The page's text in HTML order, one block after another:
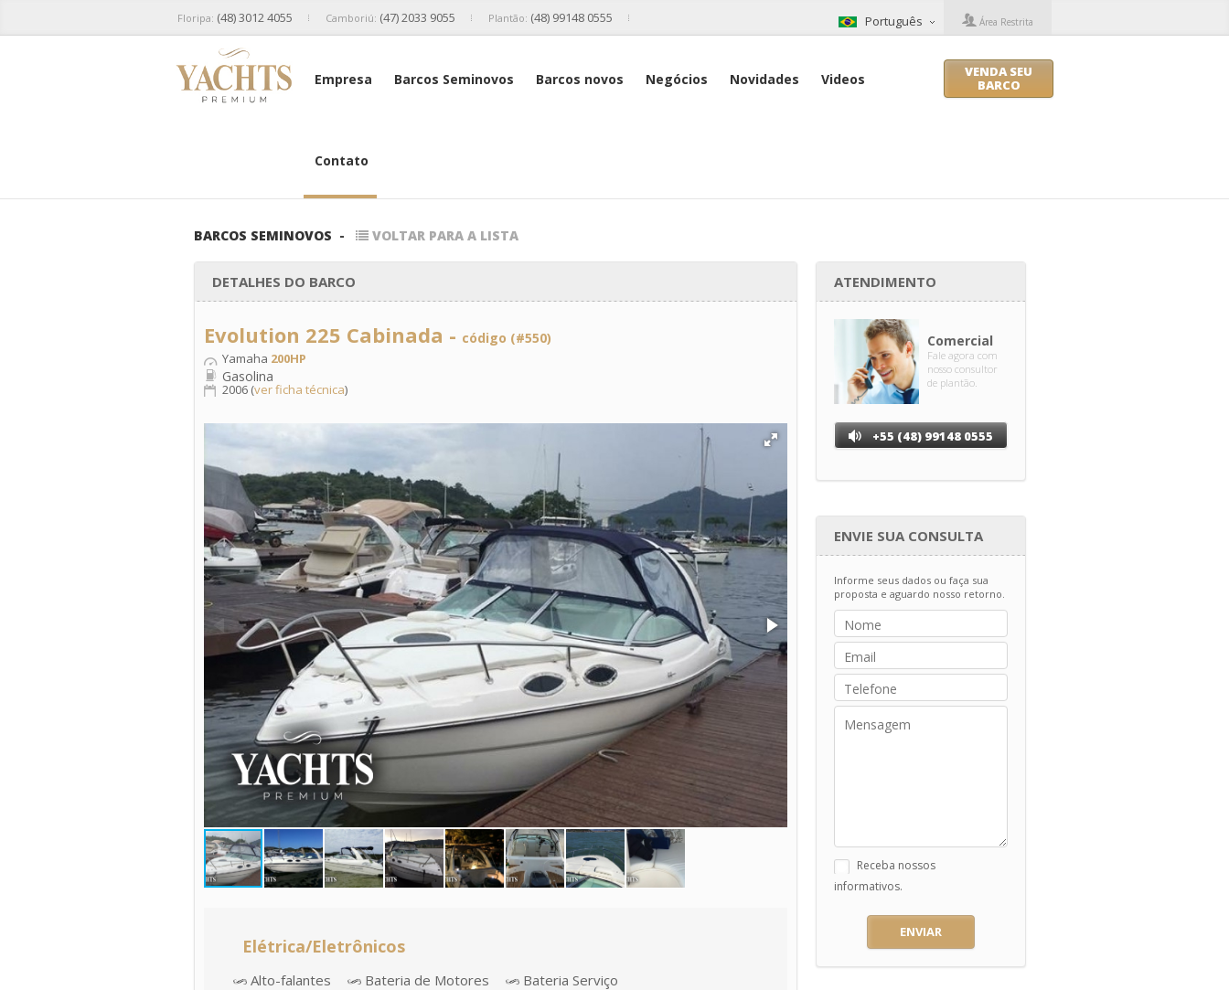
Floripa: (48) 3012 4055 Camboriú: (47) 2033 9055 Plantão: (48) 99148 0555 Português Área Restrita
Empresa Barcos Seminovos Barcos novos Negócios Novidades Videos
Contato
VENDA SEU
BARCO
BARCOS SEMINOVOS - VOLTAR PARA A LISTA
DETALHES DO BARCO
Evolution 225 Cabinada - código (#550)
Yamaha 200HP
Gasolina
2006 (ver ficha técnica)
Elétrica/Eletrônicos
Alto-falantes Bateria de Motores
Bateria Serviço
ATENDIMENTO
Comercial
Fale agora com
nosso consultor
de plantão.
+55 (48) 99148 0555
ENVIE SUA CONSULTA
Informe seus dados ou faça sua
proposta e aguardo nosso retorno.
Receba nossos
informativos.
ENVIAR